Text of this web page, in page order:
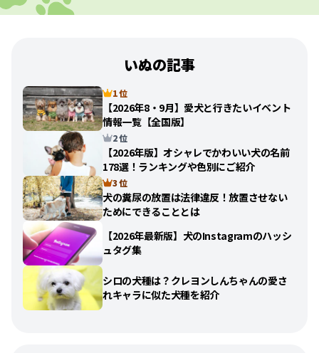
いぬの記事
1 位
【2026年8・9月】愛犬と行きたいイベント
情報一覧【全国版】
2 位
【2026年版】オシャレでかわいい犬の名前
178選！ランキングや色別にご紹介
3 位
犬の糞尿の放置は法律違反！放置させない
ためにできることとは
【2026年最新版】犬のInstagramのハッシ
ュタグ集
シロの犬種は？クレヨンしんちゃんの愛さ
れキャラに似た犬種を紹介